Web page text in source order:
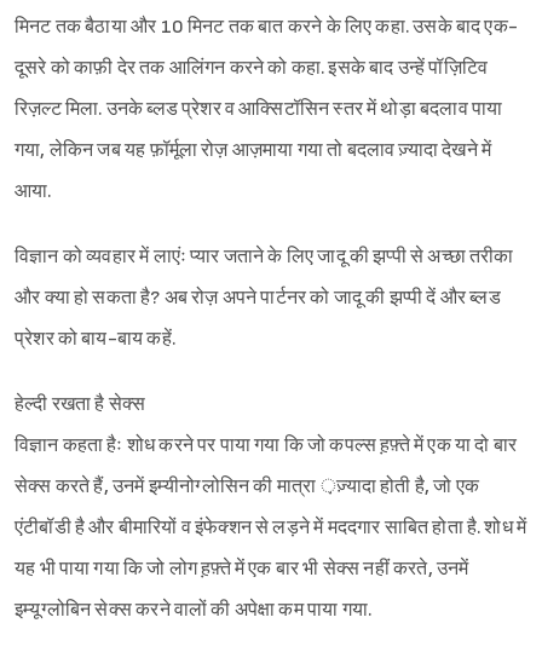
मिनट तक बैठाया और 10 मिनट तक बात करने के लिए कहा. उसके बाद एक-
दूसरे को काफ़ी देर तक आलिंगन करने को कहा. इसके बाद उन्हें पॉज़िटिव
रिज़ल्ट मिला. उनके ब्लड प्रेशर व आक्सिटॉसिन स्तर में थोड़ा बदलाव पाया
गया, लेकिन जब यह फ़ॉर्मूला रोज़ आज़माया गया तो बदलाव ज़्यादा देखने में
आया.
विज्ञान को व्यवहार में लाएंः प्यार जताने के लिए जादू की झप्पी से अच्छा तरीका
और क्या हो सकता है? अब रोज़ अपने पार्टनर को जादू की झप्पी दें और ब्लड
प्रेशर को बाय-बाय कहें.
हेल्दी रखता है सेक्स
विज्ञान कहता हैः शोध करने पर पाया गया कि जो कपल्स ह़फ़्ते में एक या दो बार
सेक्स करते हैं, उनमें इम्यीनोग्लोसिन की मात्रा ़ज़्यादा होती है, जो एक
एंटीबॉडी है और बीमारियों व इंफेक्शन से लड़ने में मददगार साबित होता है. शोध में
यह भी पाया गया कि जो लोग ह़फ़्ते में एक बार भी सेक्स नहीं करते, उनमें
इम्यूग्लोबिन सेक्स करने वालों की अपेक्षा कम पाया गया.